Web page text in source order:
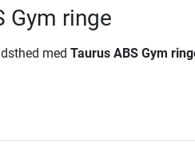
Gym ringe
med Taurus ABS Gym